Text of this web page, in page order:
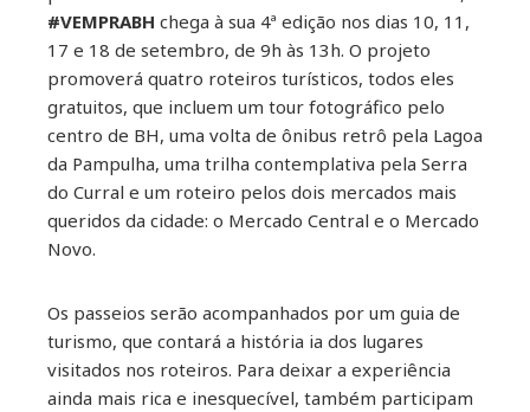
#VEMPRABH chega à sua 4ª edição nos dias 10, 11,
17 e 18 de setembro, de 9h às 13h. O projeto
promoverá quatro roteiros turísticos, todos eles
gratuitos, que incluem um tour fotográfico pelo
centro de BH, uma volta de ônibus retrô pela Lagoa
da Pampulha, uma trilha contemplativa pela Serra
do Curral e um roteiro pelos dois mercados mais
queridos da cidade: o Mercado Central e o Mercado
Novo.
Os passeios serão acompanhados por um guia de
turismo, que contará a história ia dos lugares
visitados nos roteiros. Para deixar a experiência
ainda mais rica e inesquecível, também participam